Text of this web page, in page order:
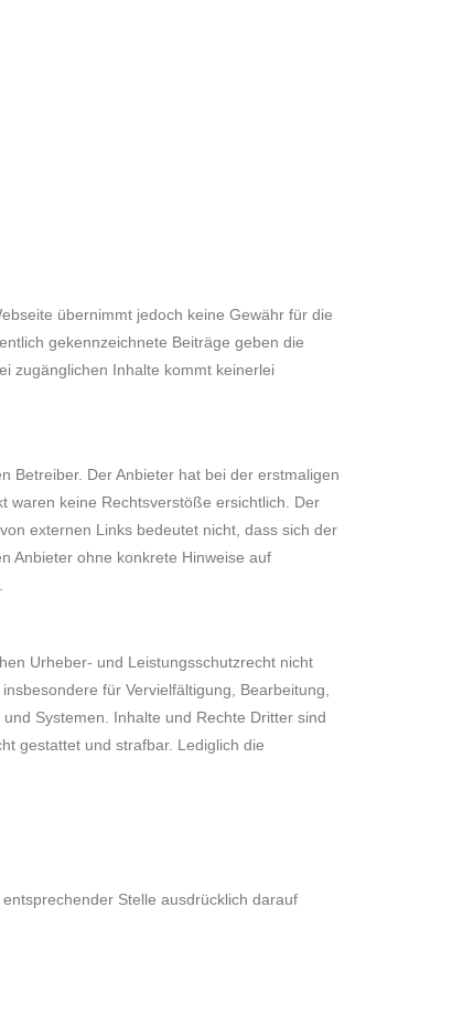
übernimmt jedoch keine Gewähr für die
gekennzeichnete Beiträge geben die
zugänglichen Inhalte kommt keinerlei
Betreiber. Der Anbieter hat bei der erstmaligen
waren keine Rechtsverstöße ersichtlich. Der
externen Links bedeutet nicht, dass sich der
Anbieter ohne konkrete Hinweise auf
Urheber- und Leistungsschutzrecht nicht
für Vervielfältigung, Bearbeitung,
Systemen. Inhalte und Rechte Dritter sind
gestattet und strafbar. Lediglich die
Stelle ausdrücklich darauf